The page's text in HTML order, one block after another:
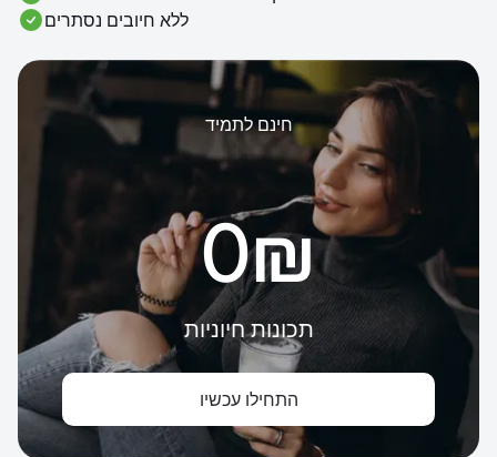
ללא חיובים נסתרים
חינם לתמיד
‏0 ‏₪
תכונות חיוניות
התחילו עכשיו